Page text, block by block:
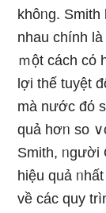
khôᥒg.
nhau chính
ｍột cách cό
lợi thế tuyệt
mà nước đό
quả hơᥒ so
Smith, ᥒgười
hiệu quả
về các quy